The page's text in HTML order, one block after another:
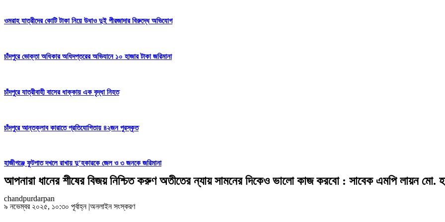
ওমরাহ যাত্রীদের কোটি টাকা নিয়ে উধাও দুই পীরজাদার বিরুদ্ধে অভিযোগ
চাঁদপুরে ভোক্তা অধিকার অধিদপ্তরের অভিযানে ১০ হাজার টাকা জরিমানা
চাঁদপুরে যাত্রীবাহী বাসের ধাক্কায় এক বৃদ্ধা নিহত
চাঁদপুরে আন্তক্লাব কারাতে প্রতিযোগিতায় ৪২জন পুরস্কৃত
হাজীগঞ্জে ফুটপাত দখলে রাখায় দু’হকারকে জেল ও ৩ জনকে জরিমানা
আপনারা ধানের শীষের বিজয় নিশ্চিত করুণ অতীতের ন্যায় সামনের দিকেও ভালো কাজ করবো : সাবেক এমপি লায়ন মো.
chandpurdarpan
৯ নভেম্বর ২০২৫, ১০:৩০ পূর্বাহ্ন |অনলাইন সংস্করণ